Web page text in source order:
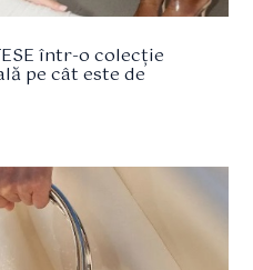
într-o colecție
pe cât este de